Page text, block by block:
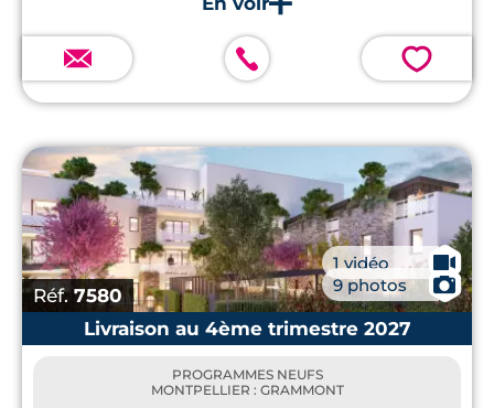
💗
Réf. 7580
1 vidéo 🎥
9 photos
📷
Livraison au 4ème trimestre 2027
PROGRAMMES NEUFS
MONTPELLIER : GRAMMONT